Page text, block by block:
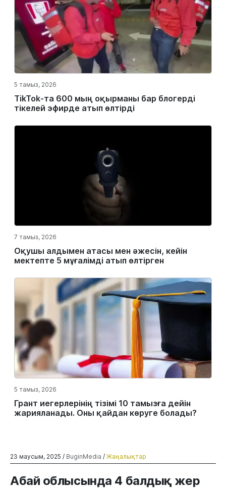
5 тамыз, 2026
TikTok-та 600 мың оқырманы бар блогерді
тікелей эфирде атып өлтірді
7 тамыз, 2026
Оқушы алдымен атасы мен әжесін, кейін
мектепте 5 мұғалімді атып өлтірген
5 тамыз, 2026
Грант иегерлерінің тізімі 10 тамызға дейін
жарияланады. Оны қайдан көруге болады?
23 маусым, 2025 / BuginMedia / Жаңалықтар
Абай облысында 4 балдық жер